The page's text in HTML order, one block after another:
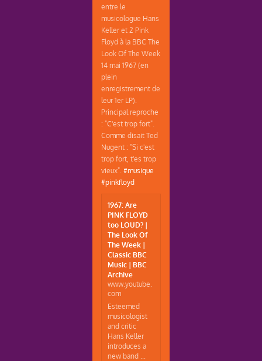
entre le
musicologue Hans
Keller et 2 Pink
Floyd à la BBC The
Look Of The Week
14 mai 1967 (en
plein
enregistrement de
leur 1er LP).
Principal reproche
: "C'est trop fort".
Comme disait Ted
Nugent : "Si c'est
trop fort, t'es trop
vieux".#musique
#pinkfloyd
1967: Are
PINK FLOYD
too LOUD? |
The Look Of
The Week |
Classic BBC
Music | BBC
Archive
www.youtube.
com
Esteemed
musicologist
and critic
Hans Keller
introduces a
new band ...